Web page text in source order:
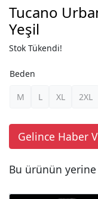
Tucano
Yeşil
Stok Tükendi!
Beden
M L XL 2XL
Gelince Haber
Bu ürünün